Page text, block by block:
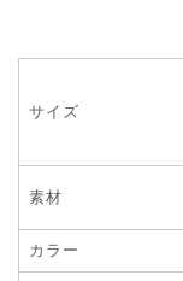
サイズ
素材
カラー